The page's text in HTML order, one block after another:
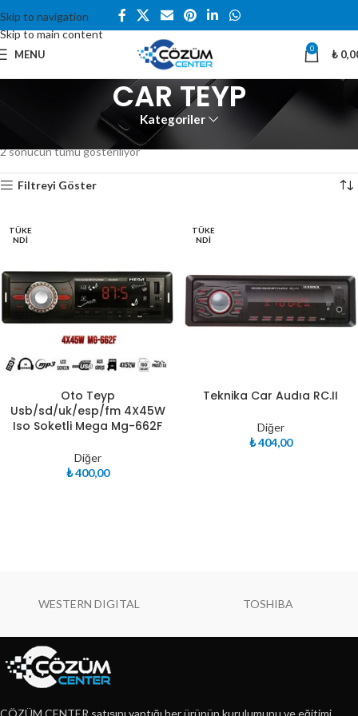
Skip to navigation
Skip to main content
MENU 0 ₺
CAR TEYP
Kategoriler
Ürünler “CAR TEYP” olarak etiketlendi
2 sonucun tümü gösteriliyor
Filtreyi Göster
TÜKE
NDI
Oto Teyp
Usb/sd/uk/esp/fm 4X45W
Iso Soketli Mega Mg-662F
Diğer
₺400,00
TÜKE
NDI
Teknika Car Audıa RC.II
Diğer
₺404,00
WESTERN DIGITAL TOSHIBA
ÇÖZÜM CENTER satışını yaptığı her ürünün kurulumunu ve eğitimi